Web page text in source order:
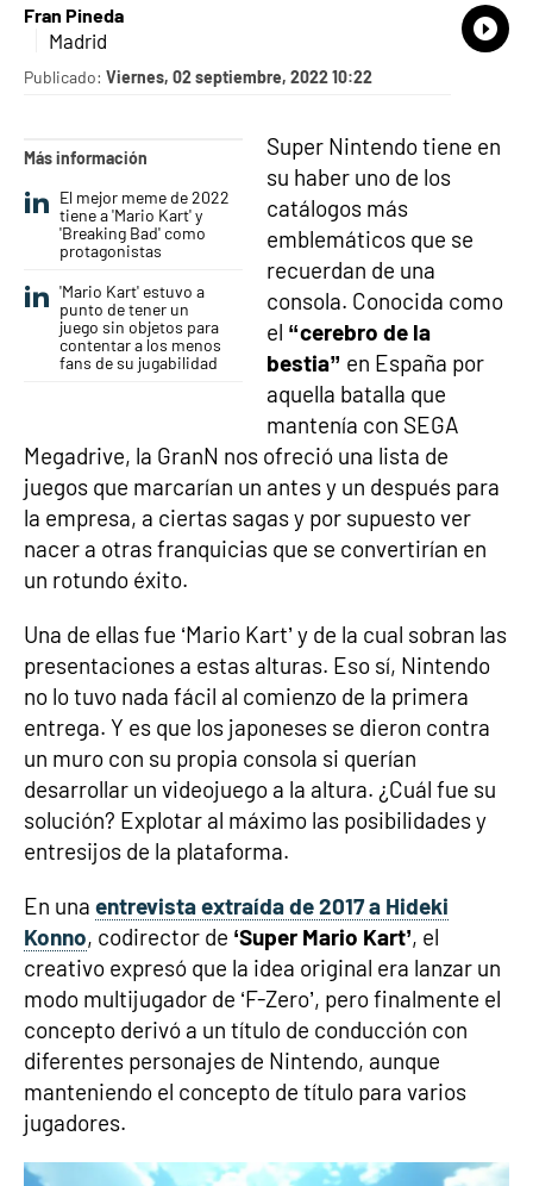
Fran Pineda
Madrid
Publicado: Viernes, 02 septiembre, 2022 10:22
Más información
El mejor meme de 2022
tiene a 'Mario Kart' y
'Breaking Bad' como
protagonistas
'Mario Kart' estuvo a
punto de tener un
juego sin objetos para
contentar a los menos
fans de su jugabilidad
Super Nintendo tiene en
su haber uno de los
catálogos más
emblemáticos que se
recuerdan de una
consola. Conocida como
el “cerebro de la
bestia” en España por
aquella batalla que
mantenía con SEGA
Megadrive, la GranN nos ofreció una lista de
juegos que marcarían un antes y un después para
la empresa, a ciertas sagas y por supuesto ver
nacer a otras franquicias que se convertirían en
un rotundo éxito.
Una de ellas fue ‘Mario Kart’ y de la cual sobran las
presentaciones a estas alturas. Eso sí, Nintendo
no lo tuvo nada fácil al comienzo de la primera
entrega. Y es que los japoneses se dieron contra
un muro con su propia consola si querían
desarrollar un videojuego a la altura. ¿Cuál fue su
solución? Explotar al máximo las posibilidades y
entresijos de la plataforma.
En una entrevista extraída de 2017 a Hideki
Konno, codirector de ‘Super Mario Kart’, el
creativo expresó que la idea original era lanzar un
modo multijugador de ‘F-Zero’, pero finalmente el
concepto derivó a un título de conducción con
diferentes personajes de Nintendo, aunque
manteniendo el concepto de título para varios
jugadores.